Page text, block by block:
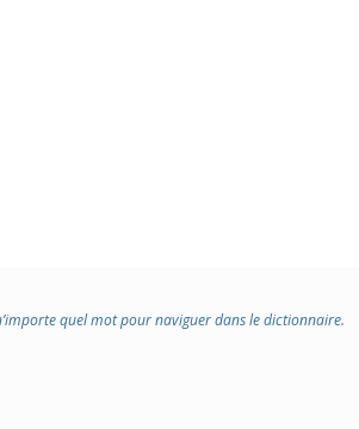
quel mot pour naviguer dans le dictionnaire.